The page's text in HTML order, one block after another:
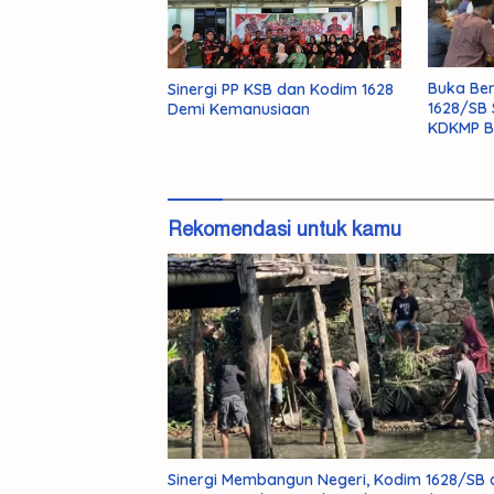
Sinergi PP KSB dan Kodim 1628
Demi Kemanusiaan
Buka
1628/
KDKMP
Rekomendasi untuk kamu
Sinergi Membangun Negeri, Kodim 1628/SB
Misteri
Kematian
Mahasiswi
Unram
Terkuak,
Pelaku
Pembunuhan
NDR
Ditangkap
Polisi
Kurir
di
Barat